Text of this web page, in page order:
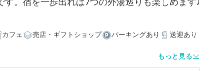
カフェ 売店・ギフトショップ パーキングあり 送迎あり
もっと見る